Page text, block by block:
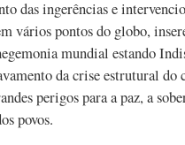
das ingerências e
vários pontos do globo,
mundial estando
da crise estrutural do
perigos para a paz, a
povos.